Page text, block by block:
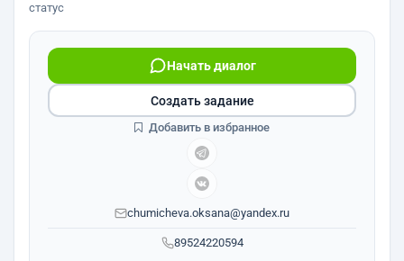
статус
89524220594
Начать диалог
chumicheva.oksana@yandex.ru
Создать задание
Добавить в избранное